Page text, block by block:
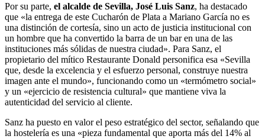
Por su parte, el alcalde de Sevilla, José Luis Sanz, ha destacado
que «la entrega de este Cucharón de Plata a Mariano García no es
una distinción de cortesía, sino un acto de justicia institucional con
un hombre que ha convertido la barra de un bar en una de las
instituciones más sólidas de nuestra ciudad». Para Sanz, el
propietario del mítico Restaurante Donald personifica esa «Sevilla
que, desde la excelencia y el esfuerzo personal, construye nuestra
imagen ante el mundo», funcionando como un «termómetro social»
y un «ejercicio de resistencia cultural» que mantiene viva la
autenticidad del servicio al cliente.
Sanz ha puesto en valor el peso estratégico del sector, señalando que
la hostelería es una «pieza fundamental que aporta más del 14% al